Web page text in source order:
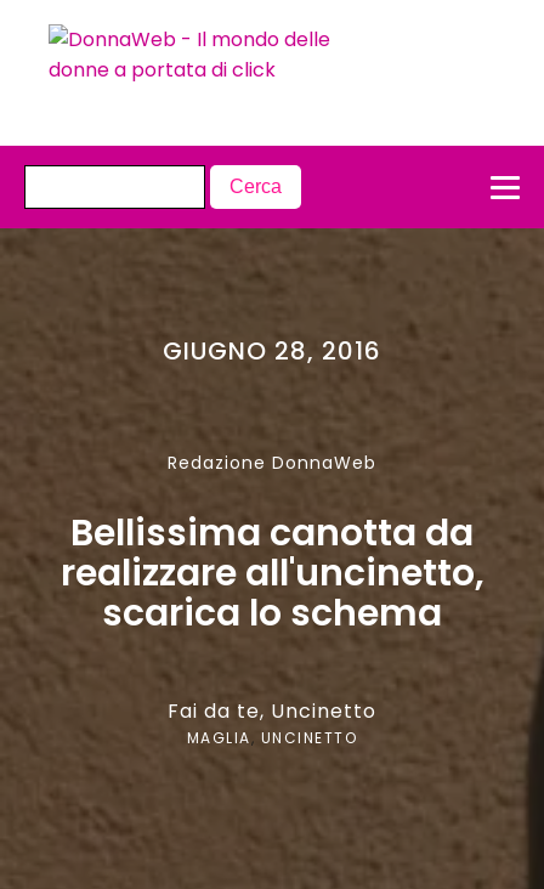
GIUGNO 28, 2016
Redazione DonnaWeb
Bellissima canotta da
realizzare all'uncinetto,
scarica lo schema
Fai da te, Uncinetto
MAGLIA, UNCINETTO